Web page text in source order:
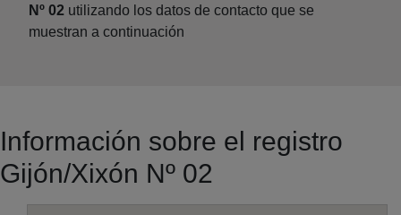
Nº 02 utilizando los datos de contacto que se
muestran a continuación
Información sobre el registro
Gijón/Xixón Nº 02